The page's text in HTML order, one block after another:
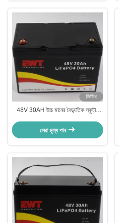
ভিডিও
48V 30AH উচ্চ মানের বৈদ্যুতিক স্কুটার
সেরা মূল্য পান